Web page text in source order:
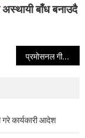
बाँध बनाउदै
प्रमोसनल गीत खिच्दै ‘म यस्तो गीत गाउँछु २’ टिम, रिलिज भने अन्योलमा
कार्यकारी आदेश